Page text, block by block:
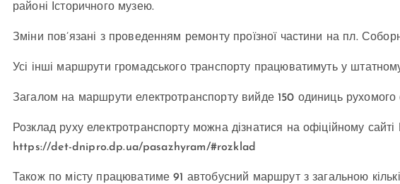
районі Історичного музею.
Зміни пов’язані з проведенням ремонту проїзної частини на пл.
Усі інші маршрути громадського транспорту працюватимуть у
Загалом на маршрути електротранспорту вийде 150 одиниць рухомого
Розклад руху електротранспорту можна дізнатися на офіційному
https://det-dnipro.dp.ua/pasazhyram/#rozklad
Також по місту працюватиме 91 автобусний маршрут з загальною